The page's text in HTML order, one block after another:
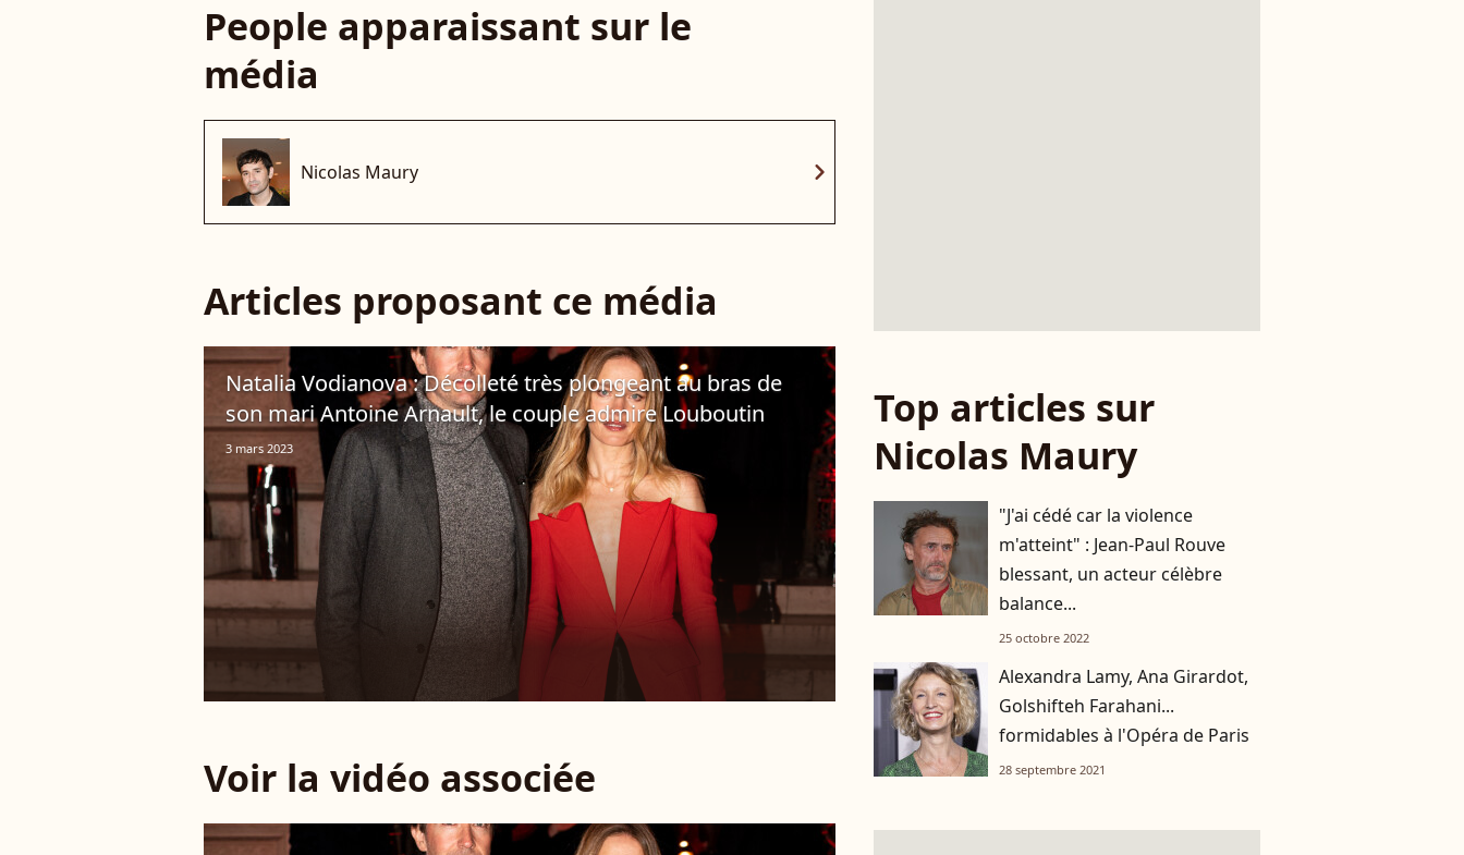
People apparaissant sur le
média
Nicolas Maury chevron_right
Articles proposant ce média
Natalia Vodianova : Décolleté très plongeant au bras de
son mari Antoine Arnault, le couple admire Louboutin
3 mars 2023
Voir la vidéo associée
Top articles sur
Nicolas Maury
"J'ai cédé car la violence
m'atteint" : Jean-Paul Rouve
blessant, un acteur célèbre
balance...
25 octobre 2022
Alexandra Lamy, Ana Girardot,
Golshifteh Farahani...
formidables à l'Opéra de Paris
28 septembre 2021